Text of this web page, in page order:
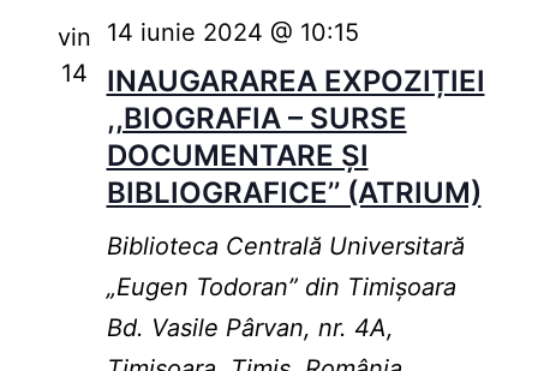
vin
14
INAUGARAREA EXPOZIȚIEI
,,BIOGRAFIA – SURSE
DOCUMENTARE ŞI
BIBLIOGRAFICE’’ (ATRIUM)
14 iunie 2024 @ 10:15
Biblioteca Centrală Universitară
„Eugen Todoran” din Timişoara
Bd. Vasile Pârvan, nr. 4A,